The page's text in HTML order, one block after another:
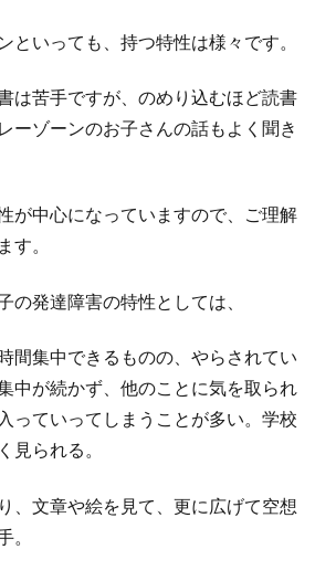
といっても、持つ特性は様々です。
は苦手ですが、のめり込むほど読書
ーゾーンのお子さんの話もよく聞き
が中心になっていますので、ご理解
す。
の発達障害の特性としては、
間集中できるものの、やらされてい
中が続かず、他のことに気を取られ
っていってしまうことが多い。学校
見られる。
、文章や絵を見て、更に広げて空想
。